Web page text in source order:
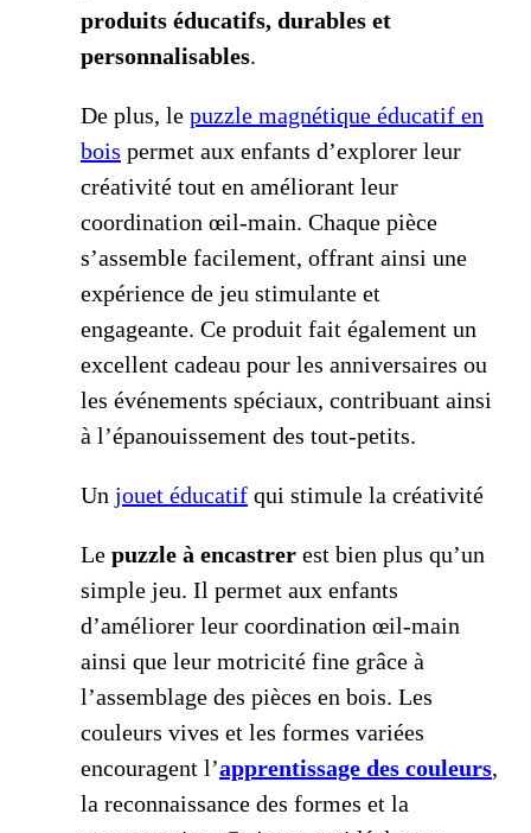
produits éducatifs, durables et
personnalisables.
De plus, le puzzle magnétique éducatif en
bois permet aux enfants d’explorer leur
créativité tout en améliorant leur
coordination œil-main. Chaque pièce
s’assemble facilement, offrant ainsi une
expérience de jeu stimulante et
engageante. Ce produit fait également un
excellent cadeau pour les anniversaires ou
les événements spéciaux, contribuant ainsi
à l’épanouissement des tout-petits.
Un jouet éducatif qui stimule la créativité
Le puzzle à encastrer est bien plus qu’un
simple jeu. Il permet aux enfants
d’améliorer leur coordination œil-main
ainsi que leur motricité fine grâce à
l’assemblage des pièces en bois. Les
couleurs vives et les formes variées
encouragent l’apprentissage des couleurs,
la reconnaissance des formes et la